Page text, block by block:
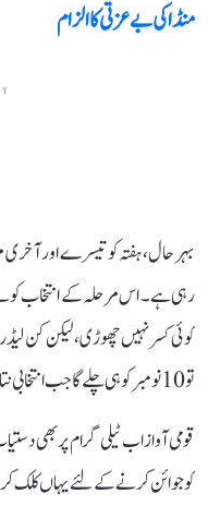
منڈا کی بے عزتی کا الزام
رہی ہے۔ اس مرحلہ کے انتخاب کو
کوئی کسر نہیں چھوڑی، لیکن کن
تو 10 نومبر کو ہی چلے گا جب انتخابی نتائج سامنے آئیں گے۔
قومی آواز اب ٹیلی گرام پر بھی
کو جوائن کرنے کے لئے یہاں کلک